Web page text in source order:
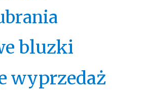
bluzki
wyprzedaż